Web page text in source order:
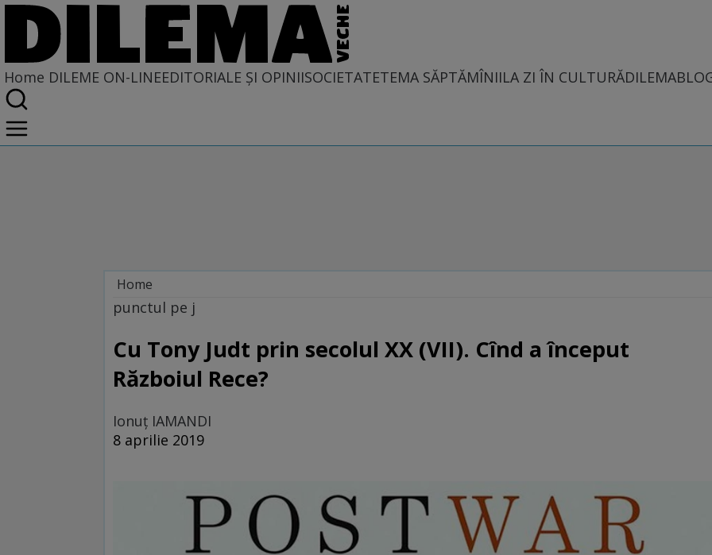
Home DILEME ON-LINEEDITORIALE ȘI OPINIISOCIETATETEMA SĂPTĂMÎNIILA ZI ÎN CULTURĂ
Home
Dileme on-line
punctul pe j
Cu Tony Judt prin secolul XX (VII). Cînd a început
Războiul Rece?
Ionuţ IAMANDI
8 aprilie 2019